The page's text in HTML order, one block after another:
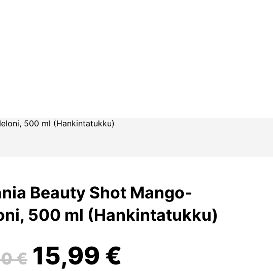
500 ml (Hankintatukku)
Beauty Shot Mango-
500 ml (Hankintatukku)
€ Alkuperäinen
15,99 €